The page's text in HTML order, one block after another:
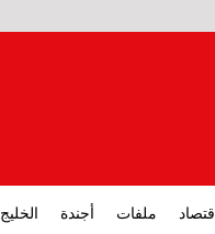
ملفات أجندة الخليج